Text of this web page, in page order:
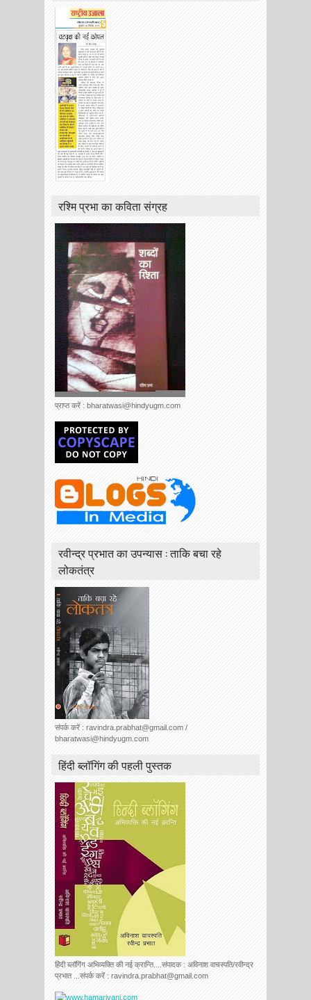
रश्मि प्रभा का कविता संग्रह
प्राप्त करें : bharatwasi@hindyugm.com
रवीन्द्र प्रभात का उपन्यास : ताकि बचा रहे
लोकतंत्र
संपर्क करें : ravindra.prabhat@gmail.com /
bharatwasi@hindyugm.com
हिंदी ब्लॉगिंग की पहली पुस्तक
हिंदी ब्लॉगिंग अभिव्यक्ति की नई क्रान्ति....संपादक : अविनाश वाचस्पति/रवीन्द्र
प्रभात ...संपर्क करें : ravindra.prabhat@gmail.com